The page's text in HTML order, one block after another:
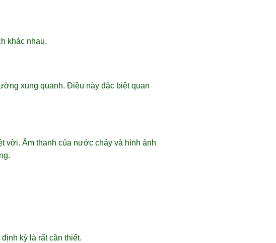
khác nhau.
xung quanh. Điều này đặc biệt quan
vời. Âm thanh của nước chảy và hình ảnh
kỳ là rất cần thiết.